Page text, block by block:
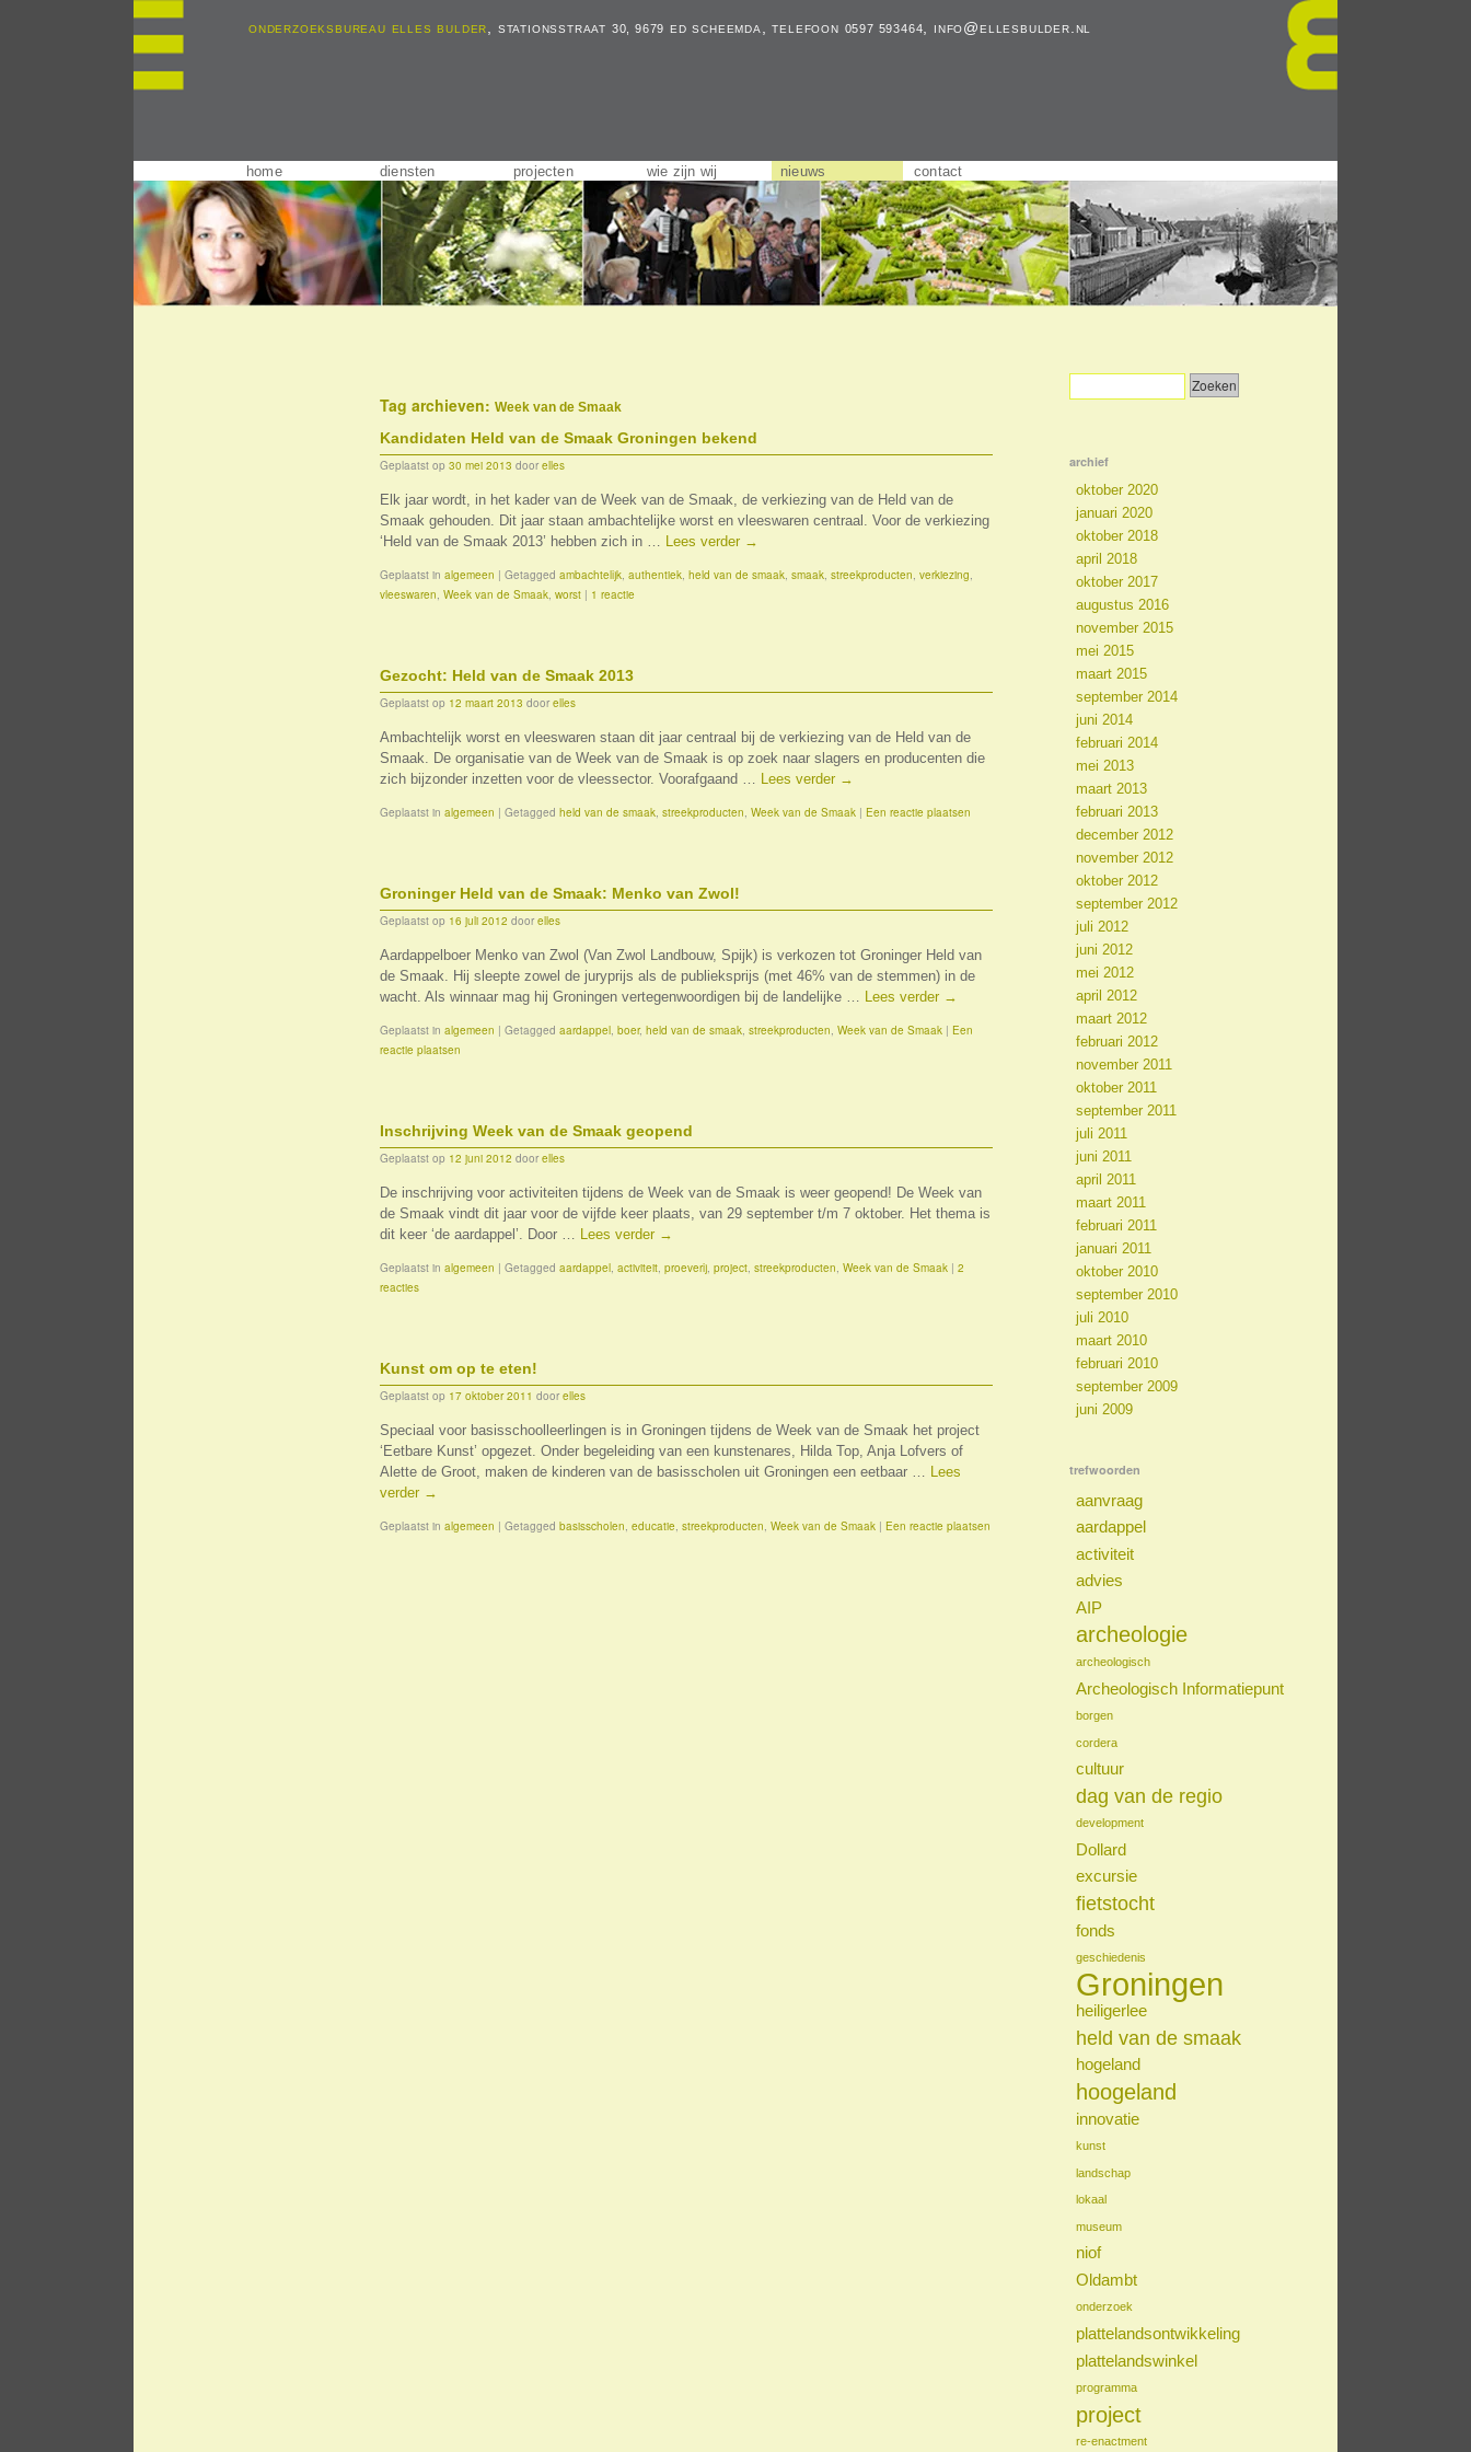
onderzoeksbureau elles bulder , stationsstraat 30, 9679 ed scheemda, telefoon 0597 593464 info@ellesbulder.nl
home diensten projecten wie zijn wij nieuws contact
Tag archieven: Week van de Smaak
Kandidaten Held van de Smaak Groningen bekend
Geplaatst op 30 mei 2013 door elles
Elk jaar wordt, in het kader van de Week van de Smaak, de verkiezing van de Held van de
Smaak gehouden. Dit jaar staan ambachtelijke worst en vleeswaren centraal. Voor de verkiezing
‘Held van de Smaak 2013’ hebben zich in … Lees verder →
Geplaatst in algemeen | Getagged ambachtelijk, authentiek, held van de smaak, smaak, streekproducten, verkiezing,
vleeswaren, Week van de Smaak, worst | 1 reactie
Gezocht: Held van de Smaak 2013
Geplaatst op 12 maart 2013 door elles
Ambachtelijk worst en vleeswaren staan dit jaar centraal bij de verkiezing van de Held van de
Smaak. De organisatie van de Week van de Smaak is op zoek naar slagers en producenten die
zich bijzonder inzetten voor de vleessector. Voorafgaand … Lees verder →
Geplaatst in algemeen | Getagged held van de smaak, streekproducten, Week van de Smaak | Een reactie plaatsen
Groninger Held van de Smaak: Menko van Zwol!
Geplaatst op 16 juli 2012 door elles
Aardappelboer Menko van Zwol (Van Zwol Landbouw, Spijk) is verkozen tot Groninger Held van
de Smaak. Hij sleepte zowel de juryprijs als de publieksprijs (met 46% van de stemmen) in de
wacht. Als winnaar mag hij Groningen vertegenwoordigen bij de landelijke … Lees verder →
Geplaatst in algemeen | Getagged aardappel, boer, held van de smaak, streekproducten, Week van de Smaak | Een
reactie plaatsen
Inschrijving Week van de Smaak geopend
Geplaatst op 12 juni 2012 door elles
De inschrijving voor activiteiten tijdens de Week van de Smaak is weer geopend! De Week van
de Smaak vindt dit jaar voor de vijfde keer plaats, van 29 september t/m 7 oktober. Het thema is
dit keer ‘de aardappel’. Door … Lees verder →
Geplaatst in algemeen | Getagged aardappel, activiteit, proeverij, project, streekproducten, Week van de Smaak | 2
reacties
Kunst om op te eten!
Geplaatst op 17 oktober 2011 door elles
Speciaal voor basisschoolleerlingen is in Groningen tijdens de Week van de Smaak het project
‘Eetbare Kunst’ opgezet. Onder begeleiding van een kunstenares, Hilda Top, Anja Lofvers of
Alette de Groot, maken de kinderen van de basisscholen uit Groningen een eetbaar … Lees
verder →
Geplaatst in algemeen | Getagged basisscholen, educatie, streekproducten, Week van de Smaak | Een reactie plaatsen
archief
oktober 2020
januari 2020
oktober 2018
april 2018
oktober 2017
augustus 2016
november 2015
mei 2015
maart 2015
september 2014
juni 2014
februari 2014
mei 2013
maart 2013
februari 2013
december 2012
november 2012
oktober 2012
september 2012
juli 2012
juni 2012
mei 2012
april 2012
maart 2012
februari 2012
november 2011
oktober 2011
september 2011
juli 2011
juni 2011
april 2011
maart 2011
februari 2011
januari 2011
oktober 2010
september 2010
juli 2010
maart 2010
februari 2010
september 2009
juni 2009
trefwoorden
aanvraag
aardappel
activiteit
advies
AIP
archeologie
archeologisch
Archeologisch Informatiepunt
borgen
cordera
cultuur
dag van de regio
development
Dollard
excursie
fietstocht
fonds
geschiedenis
Groningen
heiligerlee
held van de smaak
hogeland
hoogeland
innovatie
kunst
landschap
lokaal
museum
niof
Oldambt
onderzoek
plattelandsontwikkeling
plattelandswinkel
programma
project
re-enactment